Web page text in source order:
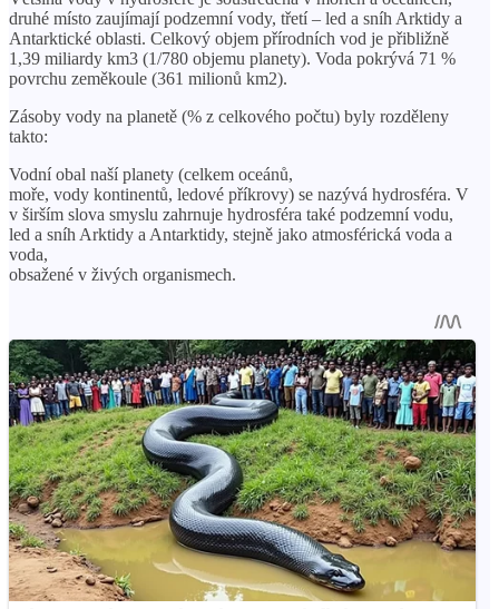
druhé místo zaujímají podzemní vody, třetí – led a sníh Arktidy a
Antarktické oblasti. Celkový objem přírodních vod je přibližně
1,39 miliardy km3 (1/780 objemu planety). Voda pokrývá 71 %
povrchu zeměkoule (361 milionů km2).
Zásoby vody na planetě (% z celkového počtu) byly rozděleny
takto:
Vodní obal naší planety (celkem oceánů,
moře, vody kontinentů, ledové příkrovy) se nazývá hydrosféra. V
v širším slova smyslu zahrnuje hydrosféra také podzemní vodu,
led a sníh Arktidy a Antarktidy, stejně jako atmosférická voda a
voda,
obsažené v živých organismech.